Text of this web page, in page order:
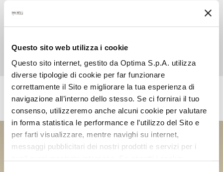
Questo sito web utilizza i cookie
Questo sito internet, gestito da Optima S.p.A. utilizza
diverse tipologie di cookie per far funzionare
correttamente il Sito e migliorare la tua esperienza di
navigazione all’interno dello stesso. Se ci fornirai il tuo
consenso, utilizzeremo anche alcuni cookie per valutare
in forma statistica le performance e l’utilizzo del Sito e
per farti visualizzare, mentre navighi su internet,
messaggi pubblicitari dei nostri prodotti e servizi per i
5
Guarnisci con cappello di ghiaccio tritato e
PRODOTTI UTILIZZATI
DOUMIX? SQUEEZE
PEACH ESCAPE